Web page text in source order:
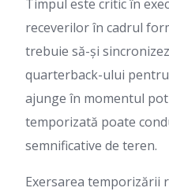
Timpul este critic în
receverilor în cadrul
trebuie să-și
quarterback-ului
ajunge în momentul
temporizată poate
semnificative de teren.
Exersarea temporizării